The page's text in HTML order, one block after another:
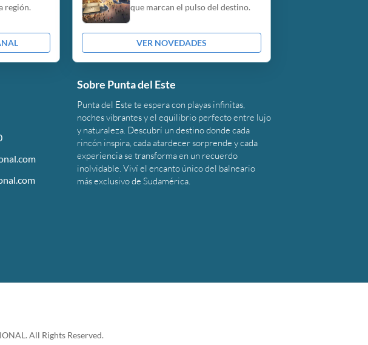
región.
que marcan el pulso del destino.
VER NOVEDADES
Sobre Punta del Este
Punta del Este te espera con playas infinitas,
noches vibrantes y el equilibrio perfecto entre lujo
y naturaleza. Descubrí un destino donde cada
rincón inspira, cada atardecer sorprende y cada
experiencia se transforma en un recuerdo
inolvidable. Viví el encanto único del balneario
más exclusivo de Sudamérica.
All Rights Reserved.